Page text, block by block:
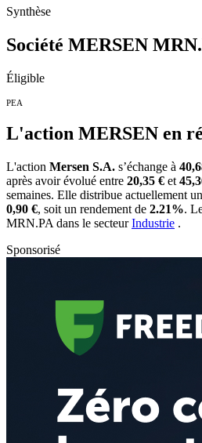
Synthèse
Société MERSEN
Éligible
PEA
L'action MERSEN en
L'action Mersen S.A. s’échange à
après avoir évolué entre 20,35 € et
semaines. Elle distribue actuellement
0,90 €, soit un rendement de 2.21%.
MRN.PA dans le secteurIndustrie .
Sponsorisé